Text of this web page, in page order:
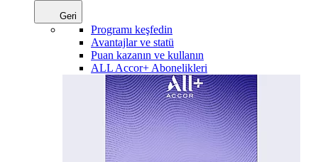
Geri
Programı keşfedin
Avantajlar ve statü
Puan kazanın ve kullanın
ALL Accor+ Abonelikleri